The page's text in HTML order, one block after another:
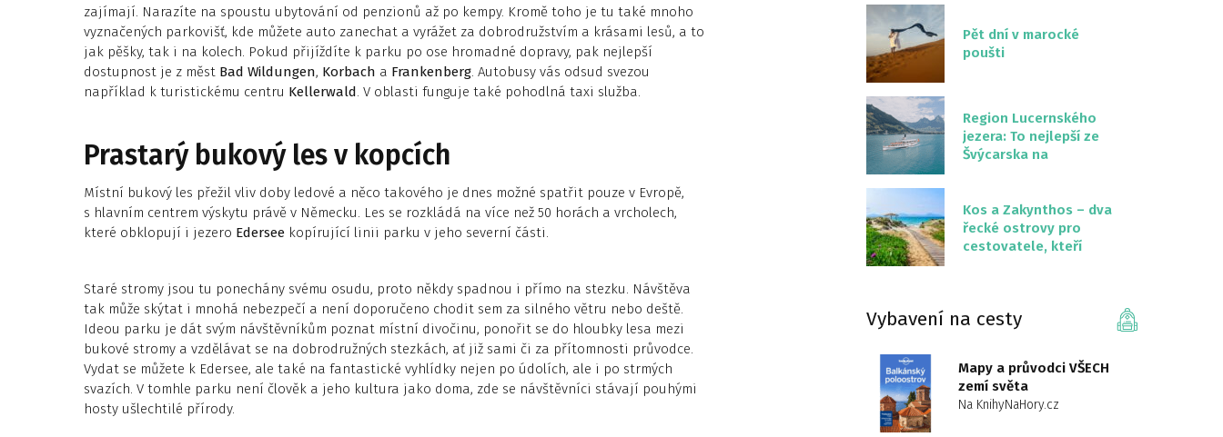
zajímají. Narazíte na spoustu ubytování od penzionů až po kempy. Kromě toho je tu také mnoho
vyznačených parkovišť, kde můžete auto zanechat a vyrážet za dobrodružstvím a krásami lesů, a to
jak pěšky, tak i na kolech. Pokud přijíždíte k parku po ose hromadné dopravy, pak nejlepší
dostupnost je z měst Bad Wildungen, Korbach a Frankenberg. Autobusy vás odsud svezou
například k turistickému centru Kellerwald. V oblasti funguje také pohodlná taxi služba.
Prastarý bukový les v kopcích
Místní bukový les přežil vliv doby ledové a něco takového je dnes možné spatřit pouze v Evropě,
s hlavním centrem výskytu právě v Německu. Les se rozkládá na více než 50 horách a vrcholech,
které obklopují i jezero Edersee kopírující linii parku v jeho severní části.
Staré stromy jsou tu ponechány svému osudu, proto někdy spadnou i přímo na stezku. Návštěva
tak může skýtat i mnohá nebezpečí a není doporučeno chodit sem za silného větru nebo deště.
Ideou parku je dát svým návštěvníkům poznat místní divočinu, ponořit se do hloubky lesa mezi
bukové stromy a vzdělávat se na dobrodružných stezkách, ať již sami či za přítomnosti průvodce.
Vydat se můžete k Edersee, ale také na fantastické vyhlídky nejen po údolích, ale i po strmých
svazích. V tomhle parku není člověk a jeho kultura jako doma, zde se návštěvníci stávají pouhými
hosty ušlechtilé přírody.
Pět dní v marocké
poušti
Region Lucernského
jezera: To nejlepší ze
Švýcarska na
Kos a Zakynthos – dva
řecké ostrovy pro
cestovatele, kteří
Vybavení na cesty
Mapy a průvodci VŠECH
zemí světa
Na KnihyNaHory.cz